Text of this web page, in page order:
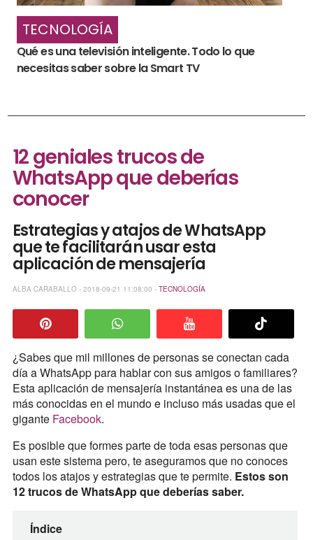
TECNOLOGÍA
Qué es una televisión inteligente. Todo lo que
necesitas saber sobre la Smart TV
12 geniales trucos de
WhatsApp que deberías
conocer
Estrategias y atajos de WhatsApp
que te facilitarán usar esta
aplicación de mensajería
ALBA CARABALLO - 2018-09-21 11:08:00 - TECNOLOGÍA
¿Sabes que mil millones de personas se conectan cada
día a WhatsApp para hablar con sus amigos o familiares?
Esta aplicación de mensajería instantánea es una de las
más conocidas en el mundo e incluso más usadas que el
gigante Facebook.
Es posible que formes parte de toda esas personas que
usan este sistema pero, te aseguramos que no conoces
todos los atajos y estrategias que te permite. Estos son
12 trucos de WhatsApp que deberías saber.
Índice